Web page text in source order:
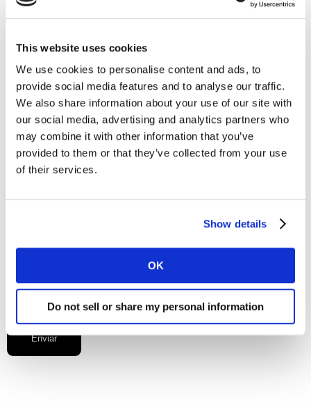
This website uses cookies
We use cookies to personalise content and ads, to
provide social media features and to analyse our traffic.
We also share information about your use of our site with
our social media, advertising and analytics partners who
may combine it with other information that you’ve
provided to them or that they’ve collected from your use
of their services.
Show details
OK
Do not sell or share my personal information
Mensaje:
Me gustaría recibir información sobre marcas,
marketing y conocimientos de Worldpanel.
Estoy de acuerdo con la
Enviar